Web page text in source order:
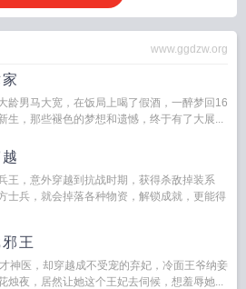
www.ggdzw.org
龄男马大宽，在饭局上喝了假酒，一醉梦回16
生，那些褪色的梦想和遗憾，终于有了大展...
王，意外穿越到抗战时期，获得杀敌掉装系
士兵，就会掉落各种物资，解锁成就，更能得
王
神医，却穿越成不受宠的弃妃，冷面王爷纳妾
烛夜，居然让她这个王妃去伺候，想羞辱她...